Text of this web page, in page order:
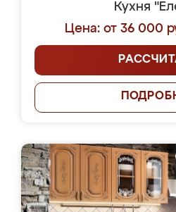
Кухня
Цена: от 36 000